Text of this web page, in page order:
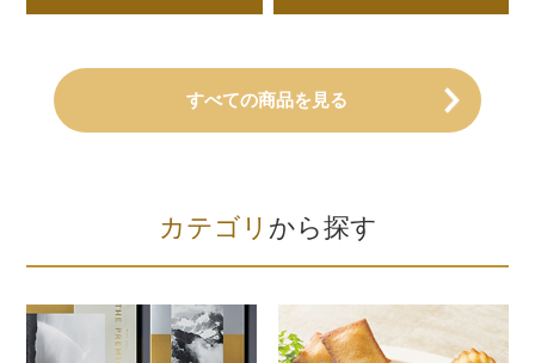
すべての商品を見る
カテゴリ から探す